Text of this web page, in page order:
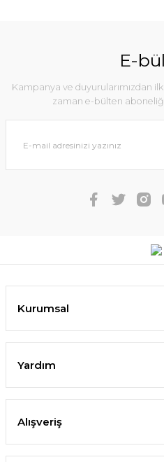
E-
Kampanya ve duyurularımızdan
zaman e-bülten
Kurumsal
Yardım
Alışveriş